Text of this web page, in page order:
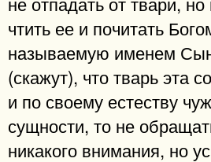
чтить ее и почитать
называемую именем
(скажут), что тварь эта
и по своему естеству
сущности, то не
никакого внимания, но